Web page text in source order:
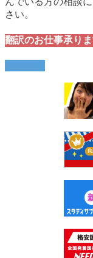
さい。
翻訳のお仕事承り